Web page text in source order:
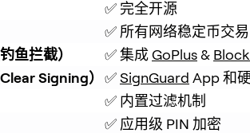
✅ 完全开源
✅ 所有网络稳定币交
鱼拦截）
✅ 集成 GoPlus &
Signing） ✅ SignGuard App 和
✅ 内置过滤机制
✅ 应用级 PIN 加密